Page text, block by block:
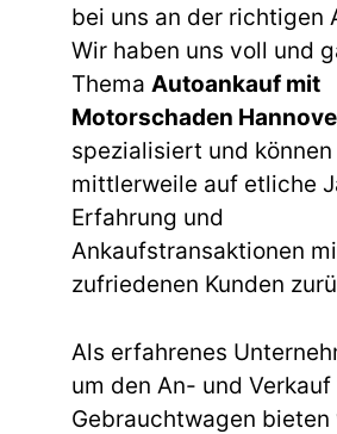
bei uns an der richtigen
Wir haben uns voll und
Thema Autoankauf mit
Motorschaden
spezialisiert und können
mittlerweile auf etliche
Erfahrung und
Ankaufstransaktionen
zufriedenen Kunden
Als erfahrenes
um den An- und Verkauf
Gebrauchtwagen bieten